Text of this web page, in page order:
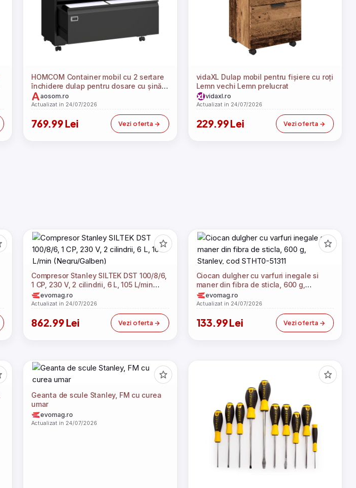
HOMCOM Container mobil cu 2 sertare
închidere dulap pentru dosare cu șină
suspendată reglabilă 90 x 40 x 77,4 cm
Negru | Aosom Romania
aosom.ro
Actualizat in 24/07/2026
769.99 Lei Vezi oferta
vidaXL Dulap mobil pentru fișiere cu roți
Lemn vechi Lemn prelucrat
vidaxl.ro
Actualizat in 24/07/2026
229.99 Lei Vezi oferta
Compresor Stanley SILTEK DST 100/8/6,
1 CP, 230 V, 2 cilindrii, 6 L, 105 L/min
(Negru/Galben)
evomag.ro
Actualizat in 24/07/2026
862.99 Lei Vezi oferta
Ciocan dulgher cu varfuri inegale si
maner din fibra de sticla, 600 g,
Stanley, cod STHT0-51311
evomag.ro
Actualizat in 24/07/2026
133.99 Lei Vezi oferta
Geanta de scule Stanley, FM cu curea
umar
evomag.ro
Actualizat in 24/07/2026